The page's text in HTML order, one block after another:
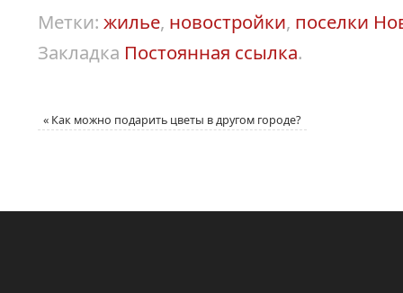
Метки: жилье, новостройки, поселки
Закладка Постоянная ссылка.
« Как можно подарить цветы в другом городе?